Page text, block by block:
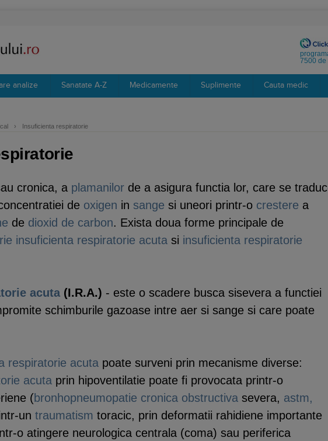
7500 de
analize Sanatate A-Z Medicamente Suplimente Cauta medic
› Insuficienta respiratorie
cronica, a plamanilor de a asigura functia lor, care se
de oxigen in sange si uneori printr-o crestere a
de dioxid de carbon. Exista doua forme principale de
insuficienta respiratorie acuta si insuficienta respiratorie
acuta (I.R.A.) - este o scadere busca sisevera a functiei
schimburile gazoase intre aer si sange si care poate
respiratorie acuta poate surveni prin mecanisme diverse:
acuta prin hipoventilatie poate fi provocata printr-o
(bronhopneumopatie cronica obstructiva severa, astm,
un traumatism toracic, prin deformatii rahidiene importante
o atingere neurologica centrala (coma) sau periferica